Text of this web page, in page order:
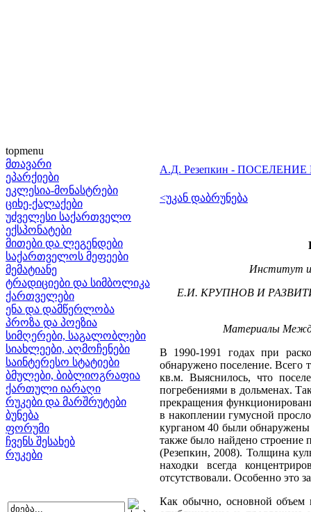
topmenu
მთავარი
ეპარქიები
ეკლესია-მონასტრები
ციხე-ქალაქები
უძველესი საქართველო
ექსპონატები
მითები და ლეგენდები
საქართველოს მეფეები
მემატიანე
ტრადიციები და სიმბოლიკა
ქართველები
ენა და დამწერლობა
პროზა და პოეზია
სიმღერები, საგალობლები
სიახლეები, აღმოჩენები
საინტერესო სტატიები
ბმულები, ბიბლიოგრაფია
ქართული იარაღი
რუკები და მარშრუტები
ბუნება
ფორუმი
ჩვენს შესახებ
რუკები
А.Д. Резепкин -
<უკან დაბრუნება
Институт
Е.И. КРУПНОВ И
Материалы
В 1990-1991 годах при
обнаружено поселение. Всего
кв.м. Выяснилось, что
погребениями в дольменах.
прекращения
в накоплении гумусной
курганом 40 были обнаружены
также было найдено
(Резепкин, 2008). Толщина
находки всегда
отсутствовали. Особенно это
Как обычно, основной объем